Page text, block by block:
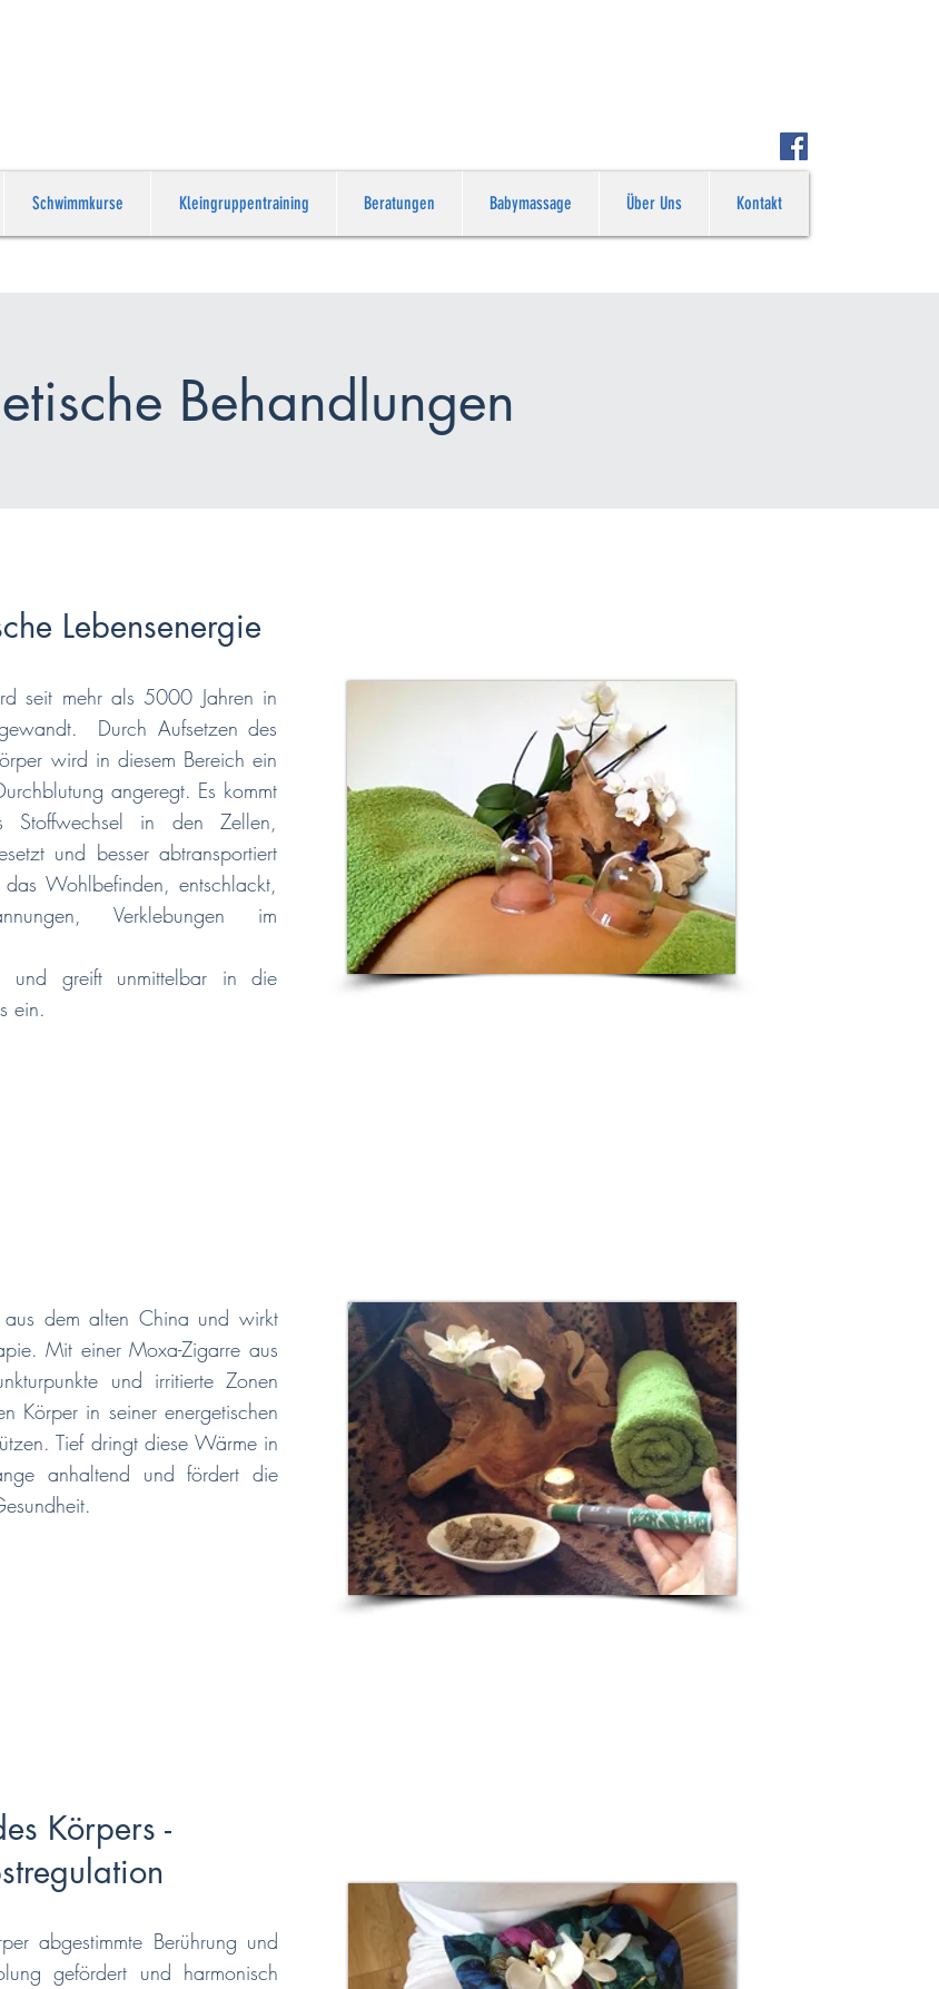
Schwimmkurse Kleingruppentraining Beratungen Babymassage Über Uns Kontakt
Behandlungen
Lebensenergie
seit mehr als 5000 Jahren in
Durch Aufsetzen des
wird in diesem Bereich ein
angeregt. Es kommt
Stoffwechsel in den Zellen,
und besser abtransportiert
Wohlbefinden, entschlackt,
Verklebungen im
und greift unmittelbar in die
ein.
aus dem alten China und wirkt
Mit einer Moxa-Zigarre aus
und irritierte Zonen
Körper in seiner energetischen
Tief dringt diese Wärme in
anhaltend und fördert die
Körpers -
abgestimmte Berührung und
gefördert und harmonisch